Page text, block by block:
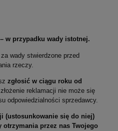
w przypadku wady istotnej.
wady stwierdzone przed
rzeczy.
zgłosić w ciągu roku od
reklamacji nie może się
odpowiedzialności sprzedawcy.
(ustosunkowanie się do niej)
przez nas Twojego